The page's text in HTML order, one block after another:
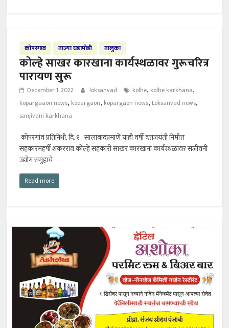
कोपरगाव ताज्या घडामोडी तालुका
कोल्हे साखर कारखाना कार्यस्थळावर गुरूचरित्र
पारायण सुरू
December 1, 2022 loksanvad kolhe, kolhe karkhana,
kopargaaon news, kopargaon, kopargaon news, Loksanvad news,
sanjivani karkhana
कोपरगांव प्रतिनिधी, दि. १ : सालाबादप्रमाणे याही वर्षी दत्तजयंती निमीत्त
सहकारमहर्षी शंकरराव कोल्हे सहकारी साखर कारखाना कार्यस्थळावर संजीवनी
उद्योग समुहाचे
Read more